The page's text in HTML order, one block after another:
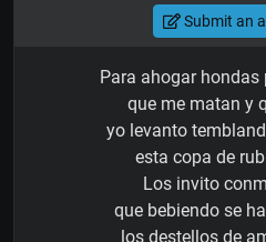
Submit an
Para ahogar hondas
que me matan y
yo levanto
esta copa de
Los invito
que bebiendo se
los destellos de